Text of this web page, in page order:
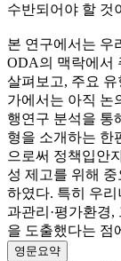
수반되어야 할 것
본 연구에서는 우
ODA의 맥락에서
살펴보고, 주요
가에서는 아직 논
행연구 분석을 통
형을 소개하는 한
으로써 정책입안
성 제고를 위해
하였다. 특히 우
과관리·평가환경
을 도출했다는 점
영문요약